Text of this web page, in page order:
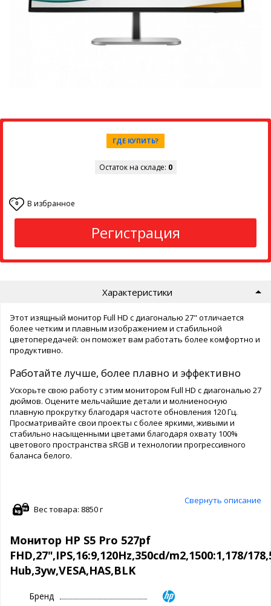
ГДЕ КУПИТЬ?
Остаток на складе: 0
0 В избранное
Регистрация
Характеристики
Этот изящный монитор Full HD с диагональю 27" отличается
более четким и плавным изображением и стабильной
цветопередачей: он поможет вам работать более комфортно и
продуктивно.
Работайте лучше, более плавно и эффективно
Ускорьте свою работу с этим монитором Full HD с диагональю 27
дюймов. Оцените мельчайшие детали и молниеносную
плавную прокрутку благодаря частоте обновления 120 Гц.
Просматривайте свои проекты с более яркими, живыми и
стабильно насыщенными цветами благодаря охвату 100%
цветового пространства sRGB и технологии прогрессивного
баланса белого.
Свернуть описание
Вес товара: 8850 г
Монитор HP S5 Pro 527pf
FHD,27",IPS,16:9,120Hz,350cd/m2,1500:1,178/
Hub,3yw,VESA,HAS,BLK
Бренд